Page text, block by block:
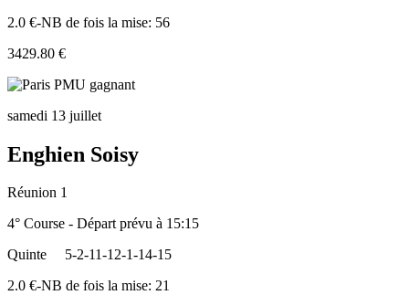
2.0 €-NB de fois la mise: 56
3429.80 €
samedi 13 juillet
Enghien Soisy
Réunion 1
4° Course - Départ prévu à 15:15
Quinte
5-2-11-12-1-14-15
2.0 €-NB de fois la mise: 21